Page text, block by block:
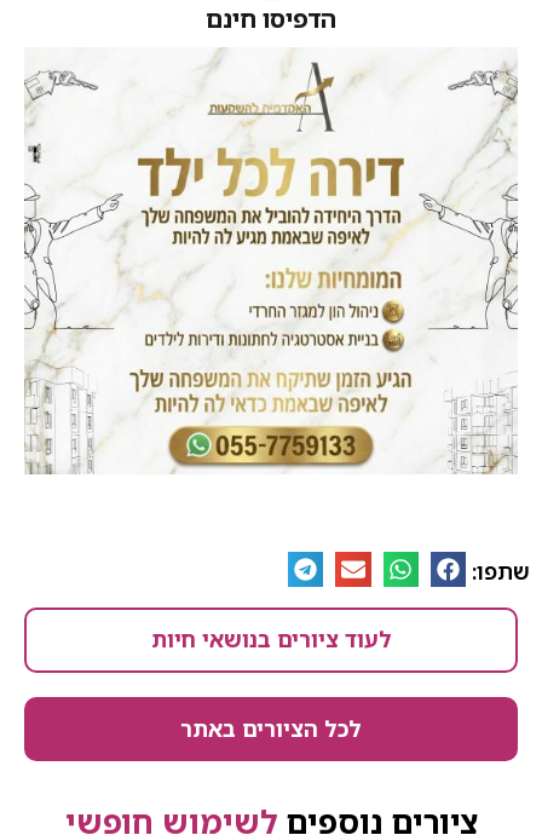
הדפיסו חינם
שתפו:
לעוד ציורים בנושאי חיות
לכל הציורים באתר
ציורים נוספים לשימוש חופשי